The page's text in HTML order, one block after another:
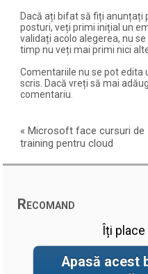
Dacă ați bifat să fiți anunțați
posturi, veți primi inițial un
validați acolo alegerea, nu
timp nu veți mai primi nici
Comentariile nu se pot edita
scris. Dacă vreți să mai
comentariu.
«Microsoft face cursuri de
training pentru cloud
Recomand
Îți place
Apasă acest